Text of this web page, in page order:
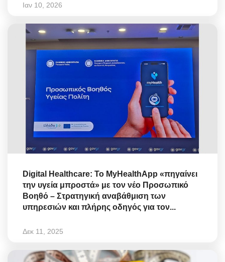
Ιαν 10, 2026
Digital Healthcare: Το MyHealthApp «πηγαίνει
την υγεία μπροστά» με τον νέο Προσωπικό
Βοηθό – Στρατηγική αναβάθμιση των
υπηρεσιών και πλήρης οδηγός για τον...
Δεκ 11, 2025